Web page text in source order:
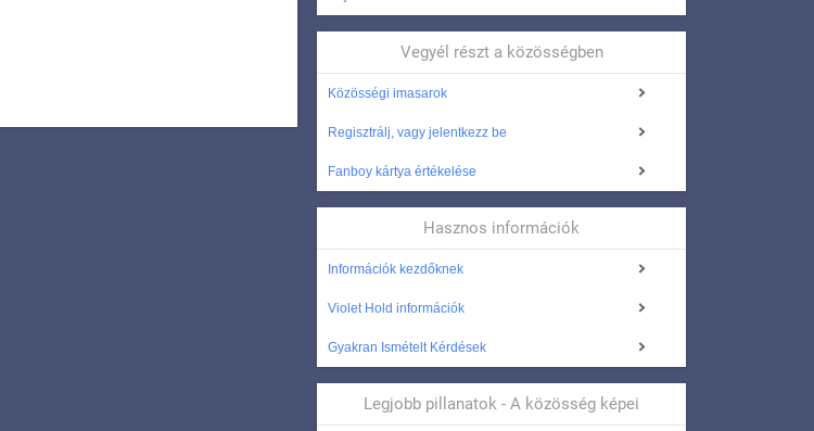
Vegyél részt a közösségben
Közösségi imasarok
Regisztrálj, vagy jelentkezz be
Fanboy kártya értékelése
Hasznos információk
Információk kezdőknek
Violet Hold információk
Gyakran Ismételt Kérdések
Legjobb pillanatok - A közösség képei